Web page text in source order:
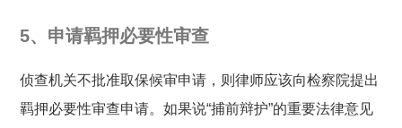
5、申请羁押必要性审查
侦查机关不批准取保候审申请，则律师应该向检察院提出
羁押必要性审查申请。如果说“捕前辩护”的重要法律意见